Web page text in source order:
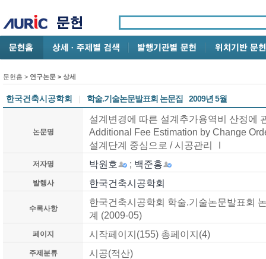
문헌홈 > 연구논문 > 상세
한국건축시공학회 | 학술.기술논문발표회 논문집 2009년 5월
논문명
설계변경에 따른 설계추가용역비 산정에
Additional Fee Estimation by Change
설계단계 중심으로 / 시공관리 Ⅰ
저자명 박원호 ; 백준홍
발행사 한국건축시공학회
수록사항
한국건축시공학회 학술.기술논문발표회
계 (2009-05)
페이지 시작페이지(155) 총페이지(4)
주제분류 시공(적산)